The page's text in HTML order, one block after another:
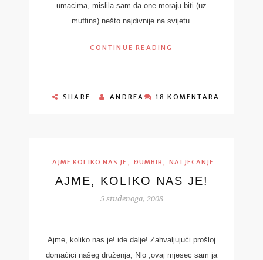
umacima, mislila sam da one moraju biti (uz
muffins) nešto najdivnije na svijetu.
CONTINUE READING
SHARE ANDREA 18 KOMENTARA
AJME KOLIKO NAS JE , ĐUMBIR, NATJECANJE
AJME, KOLIKO NAS JE!
5 studenoga, 2008
Ajme, koliko nas je! ide dalje! Zahvaljujući prošloj
domaćici našeg druženja, Nlo ,ovaj mjesec sam ja